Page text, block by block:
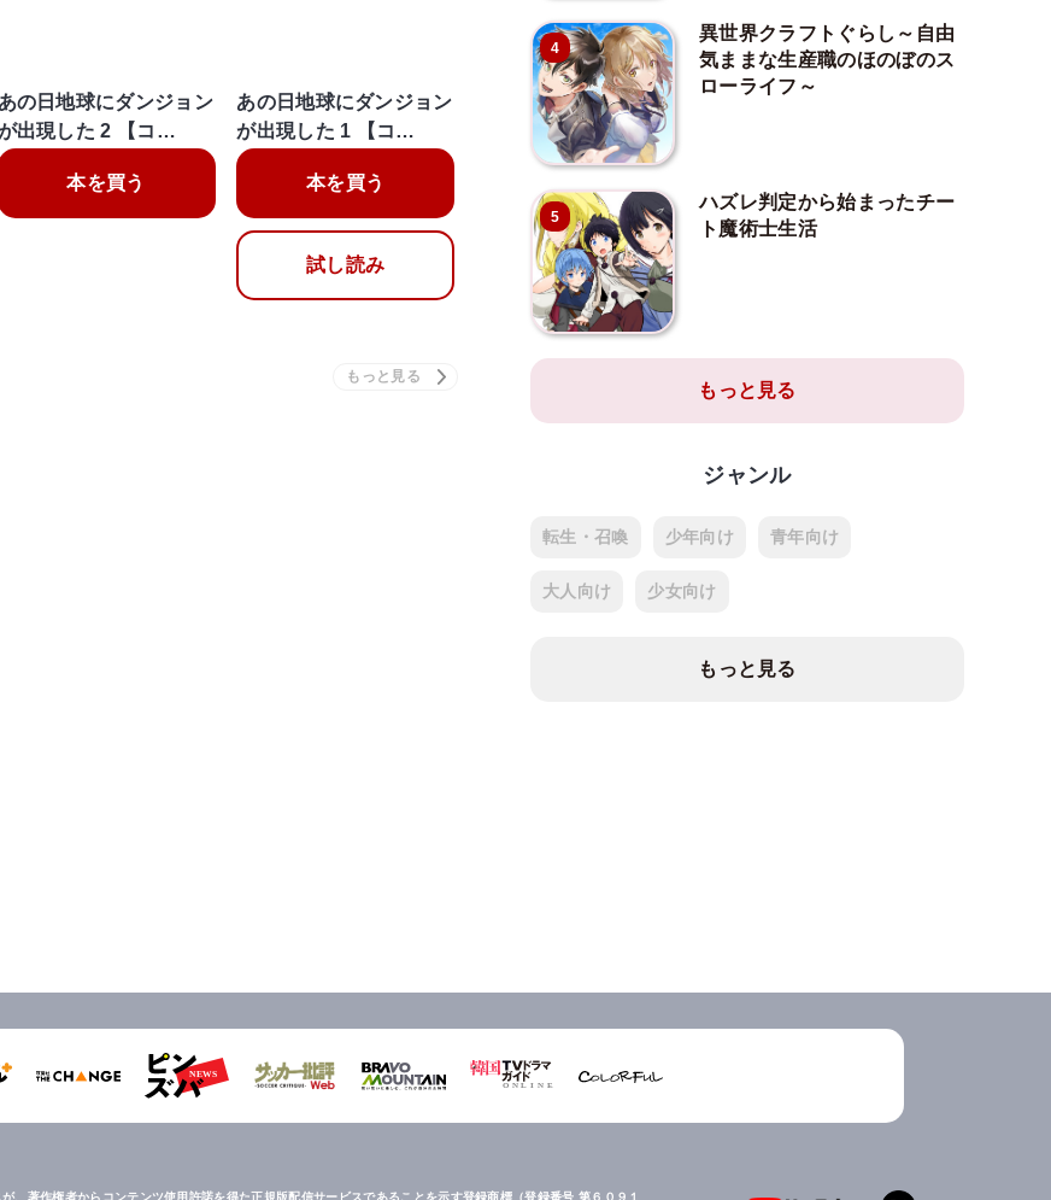
あの日地球にダンジョン
出現した 2 【コ…
本を買う
あの日地球にダンジョン
が出現した 1 【コ…
本を買う
試し読み
4
異世界クラフトぐらし～自由
気ままな生産職のほのぼのス
ローライフ～
5
ハズレ判定から始まったチー
ト魔術士生活
もっと見る
ジャンル
転生・召喚 少年向け 青年向け
大人向け 少女向け
もっと見る
、著作権者からコンテンツ使用許諾を得た正規版配信サービスであることを示す登録商標（登録番号 第６０９１